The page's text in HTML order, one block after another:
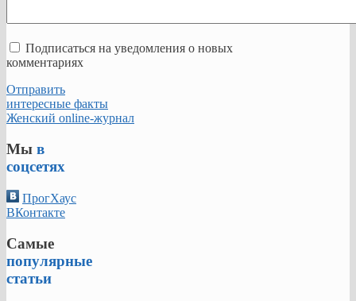
Подписаться на уведомления о новых
комментариях
Отправить
интересные факты
Женский online-журнал
Мы в
соцсетях
ПрогХаус
ВКонтакте
Самые
популярные
статьи